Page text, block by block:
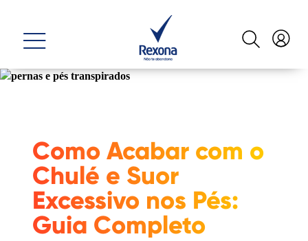
Como Acabar com o
Chulé e Suor
Excessivo nos Pés:
Guia Completo